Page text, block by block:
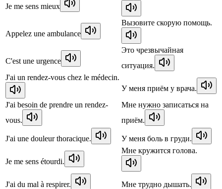
Je me sens mieux
Appelez une ambulance
Вызовите скорую помощь.
C'est une urgence
Это чрезвычайная
ситуация.
J'ai un rendez-vous chez le médecin.
У меня приём у врача.
J'ai besoin de prendre un rendez-
vous.
Мне нужно записаться на
приём.
J'ai une douleur thoracique. У меня боль в груди.
Je me sens étourdi.
Мне кружится голова.
J'ai du mal à respirer. Мне трудно дышать.